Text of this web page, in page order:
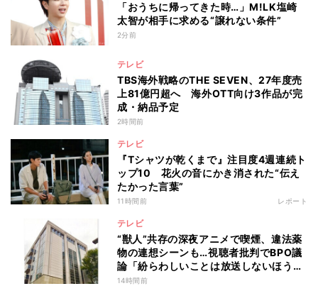
「おうちに帰ってきた時…」M!LK塩崎
太智が相手に求める“譲れない条件”
2分前
テレビ
TBS海外戦略のTHE SEVEN、27年度売
上81億円超へ 海外OTT向け3作品が完
成・納品予定
2時間前
テレビ
『Tシャツが乾くまで』注目度4週連続ト
ップ10 花火の音にかき消された“伝え
たかった言葉”
11時間前 レポート
テレビ
“獣人”共存の深夜アニメで喫煙、違法薬
物の連想シーンも…視聴者批判でBPO議
論「紛らわしいことは放送しないほう
が」
14時間前